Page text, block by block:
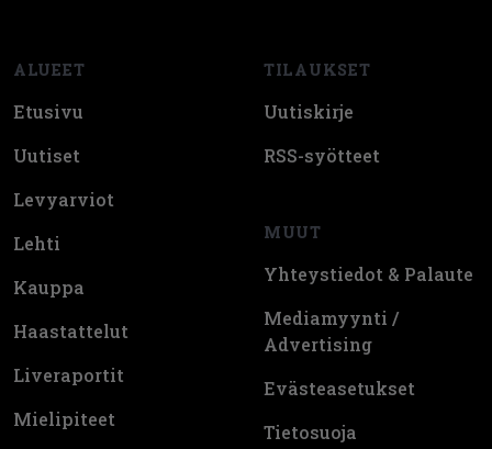
ALUEET
Etusivu
Uutiset
Levyarviot
Lehti
Kauppa
Haastattelut
Liveraportit
Mielipiteet
TILAUKSET
Uutiskirje
RSS-syötteet
MUUT
Yhteystiedot & Palaute
Mediamyynti /
Advertising
Evästeasetukset
Tietosuoja